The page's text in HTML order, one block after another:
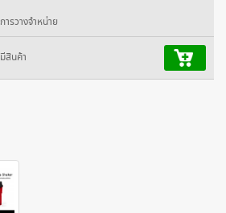
การวางจำหน่าย
มีสินค้า